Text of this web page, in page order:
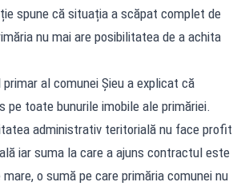
spune că situația a scăpat complet de
nu mai are posibilitatea de a achita
al comunei Șieu a explicat că
pe toate bunurile imobile ale primăriei.
administrativ teritorială nu face profit
iar suma la care a ajuns contractul este
o sumă pe care primăria comunei nu